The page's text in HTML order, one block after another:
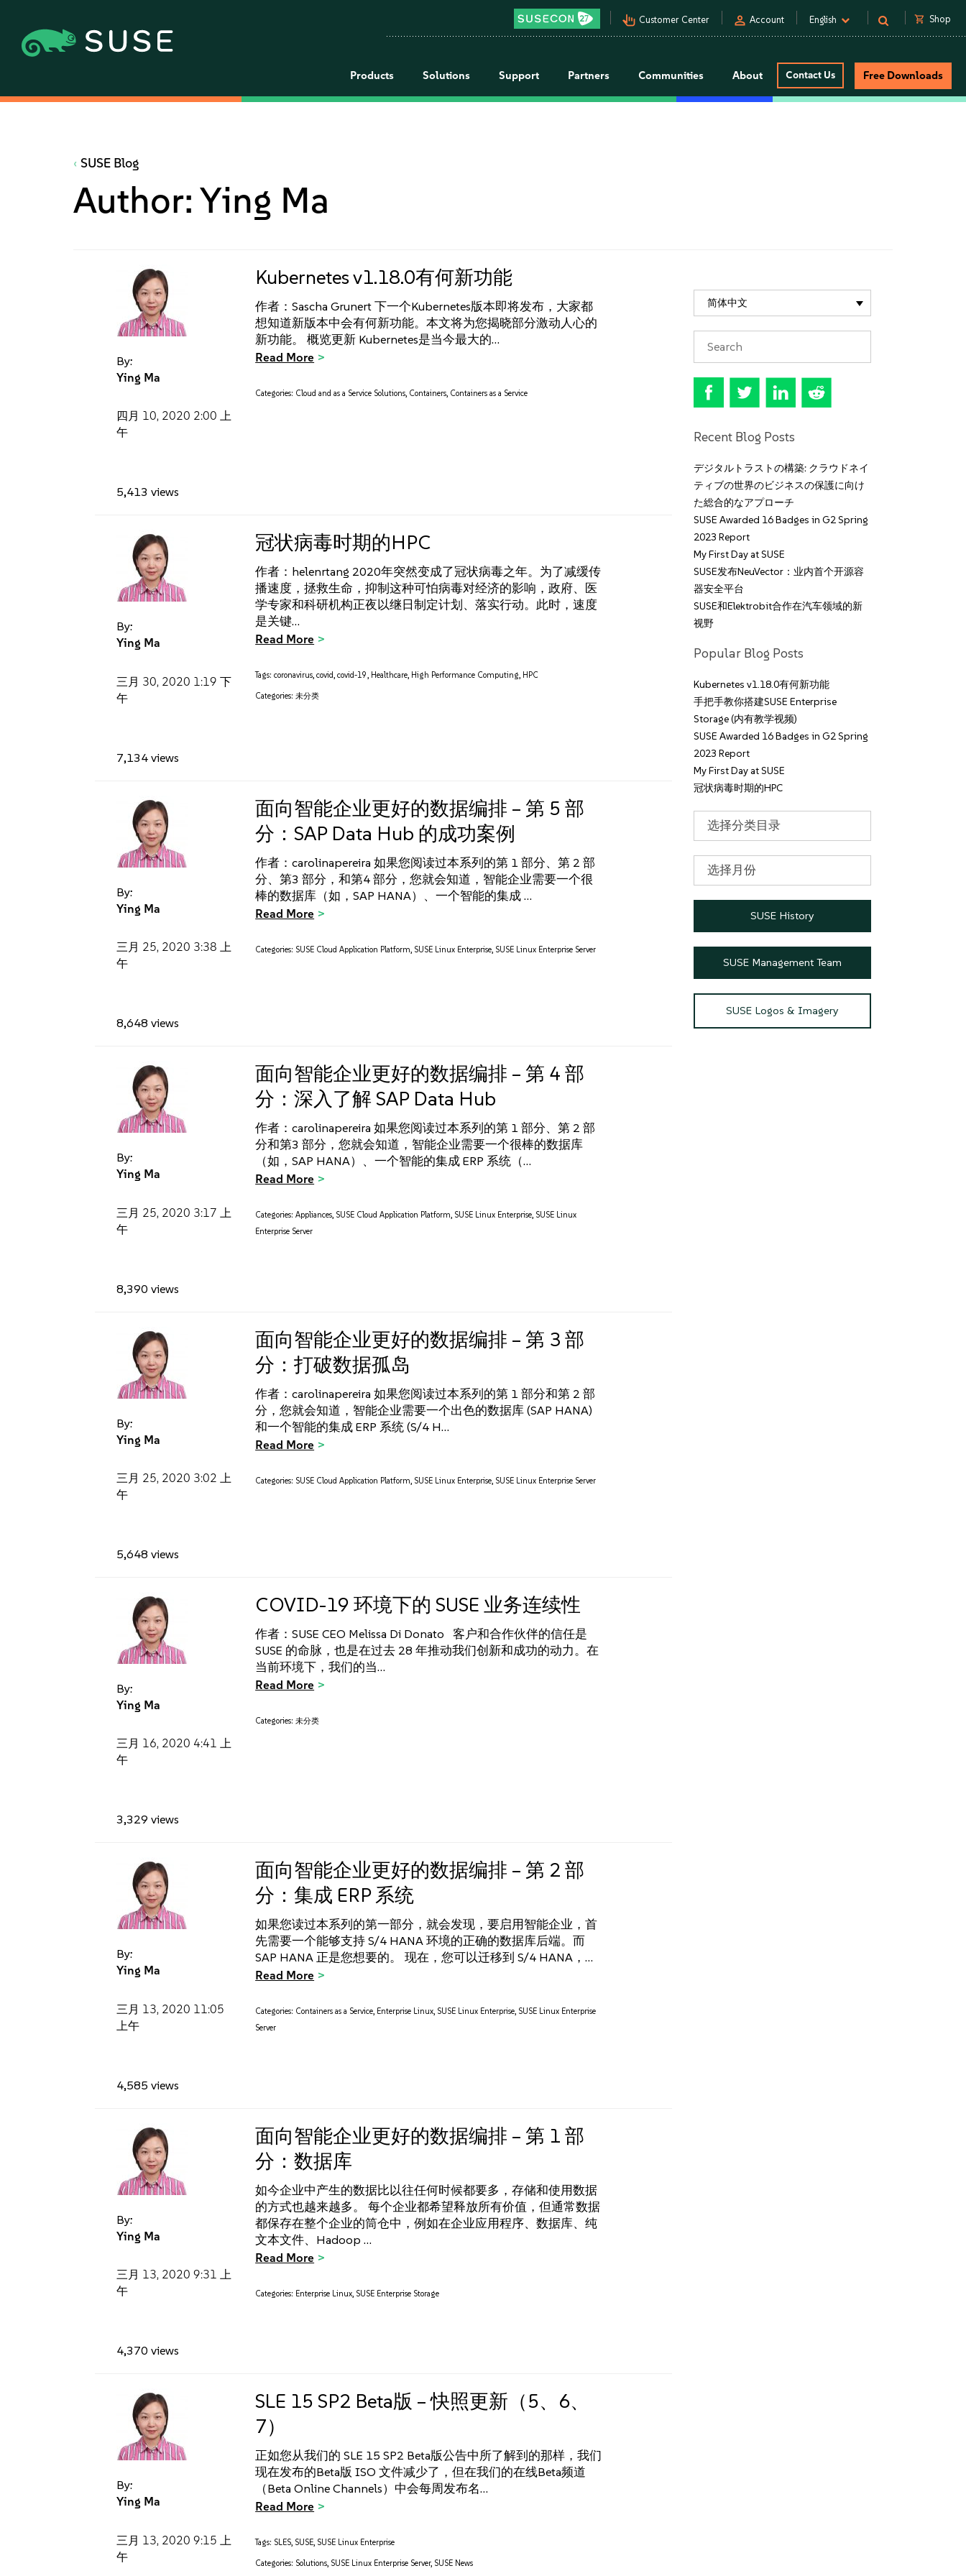
pan_tool_alt Customer Center person Account English shopping_cart Shop
Products Solutions Support Partners Communities About Contact Us Free Downloads
SUSE Blog
Author:Ying Ma
By:
Ying Ma
四月 10, 2020 2:00 上
午
5,413 views
Kubernetes v1.18.0有何新功能
作者：Sascha Grunert 下一个Kubernetes版本即将发布，大家都
想知道新版本中会有何新功能。本文将为您揭晓部分激动人心的
新功能。 概览更新 Kubernetes是当今最大的…
Read More
Categories: Cloud and as a Service Solutions, Containers, Containers as a Service
By:
Ying Ma
三月 30, 2020 1:19 下
午
7,134 views
冠状病毒时期的HPC
作者：helenrtang 2020年突然变成了冠状病毒之年。为了减缓传
播速度，拯救生命，抑制这种可怕病毒对经济的影响，政府、医
学专家和科研机构正夜以继日制定计划、落实行动。此时，速度
是关键…
Read More
Tags: coronavirus,covid,covid-19, Healthcare, High Performance Computing, HPC
Categories: 未分类
By:
Ying Ma
三月 25, 2020 3:38 上
午
8,648 views
面向智能企业更好的数据编排 – 第 5 部
分：SAP Data Hub 的成功案例
作者：carolinapereira 如果您阅读过本系列的第 1 部分、第 2 部
分、第3 部分，和第4 部分，您就会知道，智能企业需要一个很
棒的数据库（如，SAP HANA）、一个智能的集成 …
Read More
Categories: SUSE Cloud Application Platform, SUSE Linux Enterprise, SUSE Linux Enterprise Server
By:
Ying Ma
三月 25, 2020 3:17 上
午
8,390 views
面向智能企业更好的数据编排 – 第 4 部
分：深入了解 SAP Data Hub
作者：carolinapereira 如果您阅读过本系列的第 1 部分、第 2 部
分和第3 部分，您就会知道，智能企业需要一个很棒的数据库
（如，SAP HANA）、一个智能的集成 ERP 系统（…
Read More
Categories: Appliances, SUSE Cloud Application Platform, SUSE Linux Enterprise, SUSE Linux
Enterprise Server
By:
Ying Ma
三月 25, 2020 3:02 上
午
5,648 views
面向智能企业更好的数据编排 – 第 3 部
分：打破数据孤岛
作者：carolinapereira 如果您阅读过本系列的第 1 部分和第 2 部
分，您就会知道，智能企业需要一个出色的数据库 (SAP HANA)
和一个智能的集成 ERP 系统 (S/4 H…
Read More
Categories: SUSE Cloud Application Platform SUSE Linux Enterprise SUSE Linux Enterprise Server
By:
Ying Ma
三月 16, 2020 4:41 上
午
3,329 views
COVID-19 环境下的 SUSE 业务连续性
作者：SUSE CEO Melissa Di Donato 客户和合作伙伴的信任是
SUSE 的命脉，也是在过去 28 年推动我们创新和成功的动力。在
当前环境下，我们的当…
Read More
Categories: 未分类
By:
Ying Ma
三月 13, 2020 11:05
上午
4,585 views
面向智能企业更好的数据编排 – 第 2 部
分：集成 ERP 系统
如果您读过本系列的第一部分，就会发现，要启用智能企业，首
先需要一个能够支持 S/4 HANA 环境的正确的数据库后端。而
SAP HANA 正是您想要的。 现在，您可以迁移到 S/4 HANA，…
Read More
Categories: Containers as a Service, Enterprise Linux, SUSE Linux Enterprise, SUSE Linux Enterprise
Server
By:
Ying Ma
三月 13, 2020 9:31 上
午
4,370 views
面向智能企业更好的数据编排 – 第 1 部
分：数据库
如今企业中产生的数据比以往任何时候都要多，存储和使用数据
的方式也越来越多。 每个企业都希望释放所有价值，但通常数据
都保存在整个企业的筒仓中，例如在企业应用程序、数据库、纯
文本文件、Hadoop …
Read More
Categories: Enterprise Linux, SUSE Enterprise Storage
By:
Ying Ma
三月 13, 2020 9:15 上
午
SLE 15 SP2 Beta版 – 快照更新（5、6、
7）
正如您从我们的 SLE 15 SP2 Beta版公告中所了解到的那样，我们
现在发布的Beta版 ISO 文件减少了，但在我们的在线Beta频道
（Beta Online Channels）中会每周发布名…
Read More
Tags: SLES, SUSE, SUSE Linux Enterprise
Categories: Solutions, SUSE Linux Enterprise Server, SUSE News
简体中文
Recent Blog Posts
デジタルトラストの構築: クラウドネイ
ティブの世界のビジネスの保護に向け
た総合的なアプローチ
SUSE Awarded 16 Badges in G2 Spring
2023 Report
My First Day at SUSE
SUSE发布NeuVector：业内首个开源容
器安全平台
SUSE和Elektrobit合作在汽车领域的新
视野
Popular Blog Posts
Kubernetes v1.18.0有何新功能
手把手教你搭建SUSE Enterprise
Storage (内有教学视频)
SUSE Awarded 16 Badges in G2 Spring
2023 Report
My First Day at SUSE
冠状病毒时期的HPC
目
录
归
档
SUSE History
SUSE Management Team
SUSE Logos & Imagery